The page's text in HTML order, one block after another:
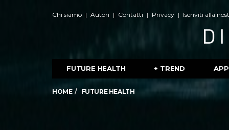
Chi siamo Autori Contatti Privacy Iscriviti alla
FUTURE HEALTH + TREND APP
HOME FUTURE HEALTH